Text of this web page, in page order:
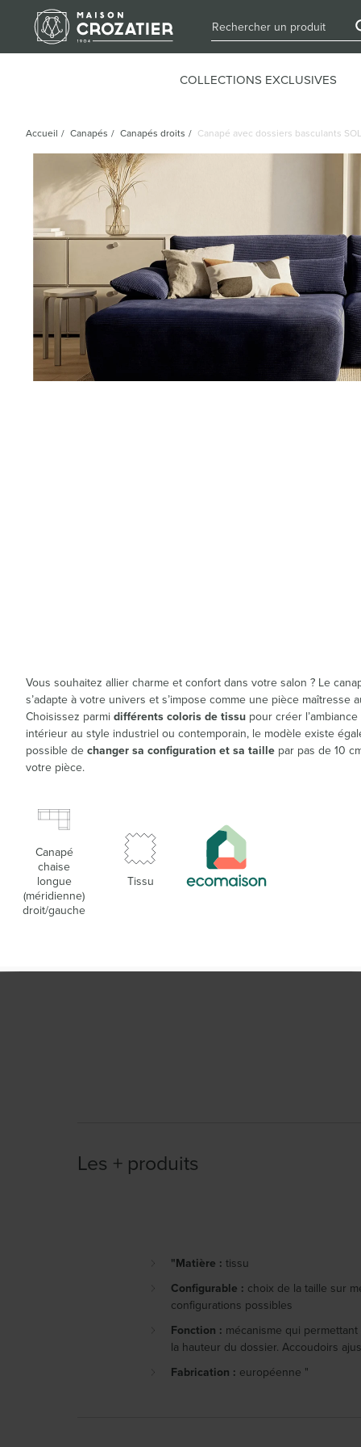
COLLECTIONS EXCLUSIVES
Accueil / Canapés / Canapés droits / Canapé avec dossiers basculants
Vous souhaitez allier charme et confort dans votre salon ? Le
s’adapte à votre univers et s’impose comme une pièce maîtresse
Choisissez parmi différents coloris de tissu pour créer
intérieur au style industriel ou contemporain, le modèle existe
possible de changer sa configuration et sa taille par pas de 10
votre pièce.
Canapé
chaise
longue
(méridienne)
droit/gauche
Tissu
Les + produits
"Matière : tissu
Configurable : choix de la taille sur
configurations possibles
Fonction : mécanisme qui
la hauteur du dossier. Accoudoirs
Fabrication : européenne "